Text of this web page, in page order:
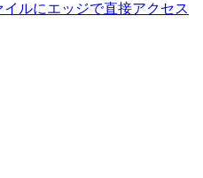
ルにエッジで直接アクセス